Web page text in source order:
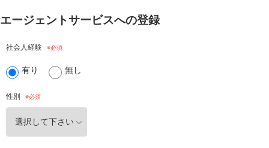
エージェントサービスへの登録
社会人経験
有り 無し
性別